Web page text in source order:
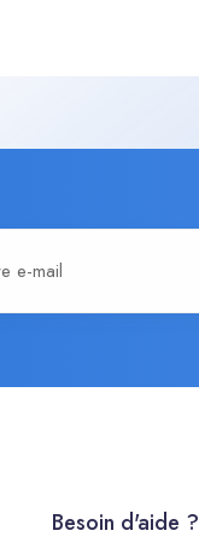
Besoin d'aide ?